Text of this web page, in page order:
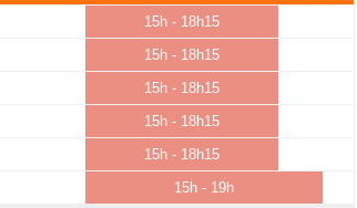
15h - 18h15
15h - 18h15
15h - 18h15
15h - 18h15
15h - 18h15
15h - 19h